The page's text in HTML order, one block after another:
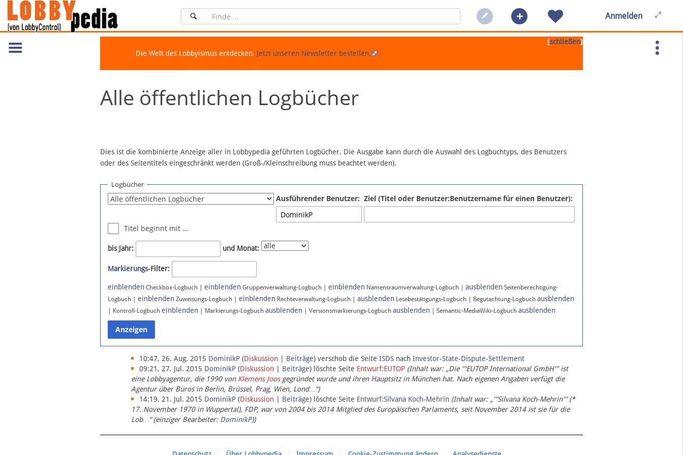
Anmelden
[schließen]
Die Welt des Lobbyismus entdecken. Jetzt unseren Newsletter bestellen.
Alle öffentlichen Logbücher
Dies ist die kombinierte Anzeige aller in Lobbypedia geführten Logbücher. Die Ausgabe kann durch die Auswahl des Logbuchtyps, des Benutzers
oder des Seitentitels eingeschränkt werden (Groß-/Kleinschreibung muss beachtet werden).
Logbücher
Ausführender Benutzer: Ziel (Titel oder Benutzer:Benutzername für einen Benutzer):
Titel beginnt mit …
bis Jahr: und Monat:
Markierungs-Filter:
einblenden Checkbox-Logbuch | einblenden Gruppenverwaltung-Logbuch | einblenden Namensraumverwaltung-Logbuch | ausblenden Seitenberechtigung-
Logbuch | einblenden Zuweisungs-Logbuch | einblenden Rechteverwaltung-Logbuch | ausblenden Lesebestätigungs-Logbuch | Begutachtung-Logbuch ausblenden
| Kontroll-Logbuch einblenden | Markierungs-Logbuch ausblenden | Versionsmarkierungs-Logbuch ausblenden | Semantic-MediaWiki-Logbuch ausblenden
10:47, 26. Aug. 2015 DominikP (Diskussion | Beiträge) verschob die Seite ISDS nach Investor-State-Dispute-Settlement
09:21, 27. Jul. 2015 DominikP (Diskussion | Beiträge) löschte Seite Entwurf:EUTOP (Inhalt war: „Die '''EUTOP International GmbH''' ist
eine Lobbyagentur, die 1990 von Klemens Joosgegründet wurde und ihren Hauptsitz in München hat. Nach eigenen Angaben verfügt die
Agentur über Büros in Berlin, Brüssel, Prag, Wien, Lond…“)
14:19, 21. Jul. 2015 DominikP (Diskussion | Beiträge) löschte Seite Entwurf:Silvana Koch-Mehrin (Inhalt war: „'''Silvana Koch-Mehrin''' (*
17. November 1970 in Wuppertal), FDP, war von 2004 bis 2014 Mitglied des Europäischen Parlaments, seit November 2014 ist sie für die
Lob…“ (einziger Bearbeiter: DominikP))